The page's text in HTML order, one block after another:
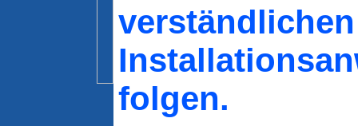
verständlichen
folgen.